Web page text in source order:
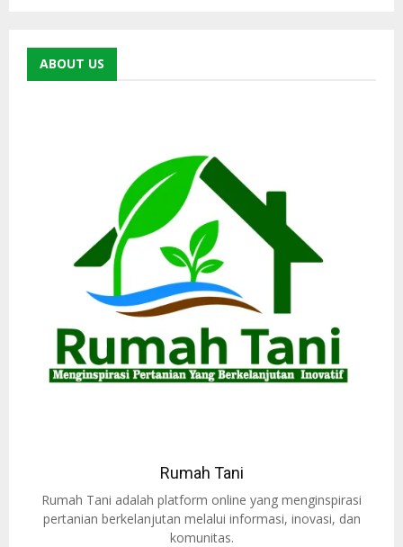
ABOUT US
Rumah Tani
Rumah Tani adalah platform online yang menginspirasi
pertanian berkelanjutan melalui informasi, inovasi, dan
komunitas.